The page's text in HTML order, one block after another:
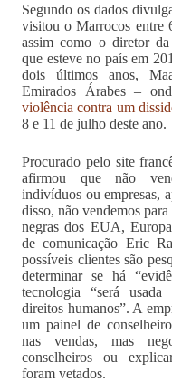
Segundo os dados
visitou o Marrocos entre
assim como o diretor da
que esteve no país em
dois últimos anos,
Emirados Árabes –
violência contra um
8 e 11 de julho deste ano.
Procurado pelo site
afirmou que não
indivíduos ou empresas,
disso, não vendemos
negras dos EUA,
de comunicação Eric
possíveis clientes são
determinar se há
tecnologia “será
direitos humanos”. A
um painel de
nas vendas, mas
conselheiros ou
foram vetados.